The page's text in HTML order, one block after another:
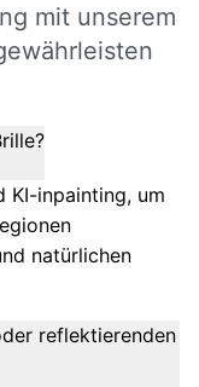
mit unserem
KI-inpainting, um
natürlichen
reflektierenden